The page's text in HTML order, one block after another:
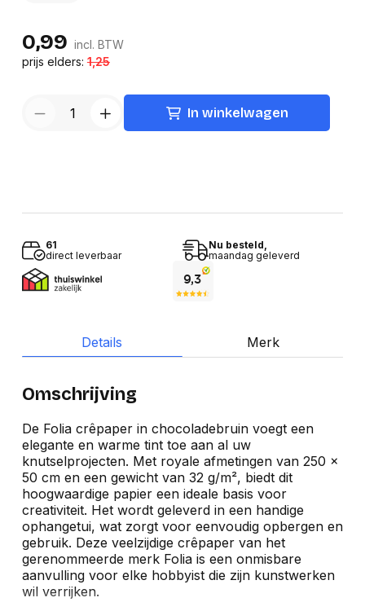
0,99 incl. BTW
prijs elders:1,25
In winkelwagen
61
direct leverbaar
Nu besteld,
maandag geleverd
Details Merk
Omschrijving
De Folia crêpaper in chocoladebruin voegt een
elegante en warme tint toe aan al uw
knutselprojecten. Met royale afmetingen van 250 x
50 cm en een gewicht van 32 g/m², biedt dit
hoogwaardige papier een ideale basis voor
creativiteit. Het wordt geleverd in een handige
ophangetui, wat zorgt voor eenvoudig opbergen en
gebruik. Deze veelzijdige crêpaper van het
gerenommeerde merk Folia is een onmisbare
aanvulling voor elke hobbyist die zijn kunstwerken
wil verrijken.